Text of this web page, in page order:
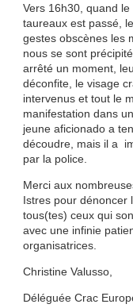
Vers 16h30, quand
taureaux est passé,
gestes obscènes les
nous se sont
arrêté un moment,
déconfite, le visage
intervenus et tout le
manifestation dans
jeune aficionado a
découdre, mais il a
par la police.
Merci aux
Istres pour dénoncer
tous(tes) ceux qui
avec une infinie
organisatrices.
Christine Valusso,
Déléguée Crac